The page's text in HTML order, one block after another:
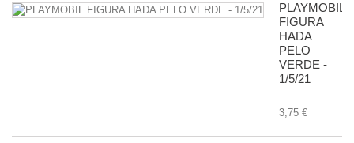
PLAYMOBIL
FIGURA
HADA
PELO
VERDE -
1/5/21
3,75 €